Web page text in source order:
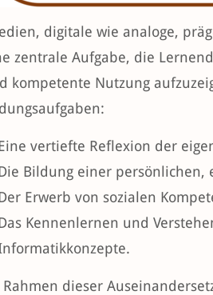
digitale wie analoge,
zentrale Aufgabe, die
kompetente Nutzung
vertiefte Reflexion der
Bildung einer
Erwerb von sozialen
Kennenlernen und
dieser